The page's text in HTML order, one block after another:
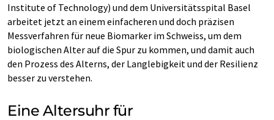
Institute of Technology) und dem Universitätsspital Basel
arbeitet jetzt an einem einfacheren und doch präzisen
Messverfahren für neue Biomarker im Schweiss, um dem
biologischen Alter auf die Spur zu kommen, und damit auch
den Prozess des Alterns, der Langlebigkeit und der Resilienz
besser zu verstehen.
Eine Altersuhr für